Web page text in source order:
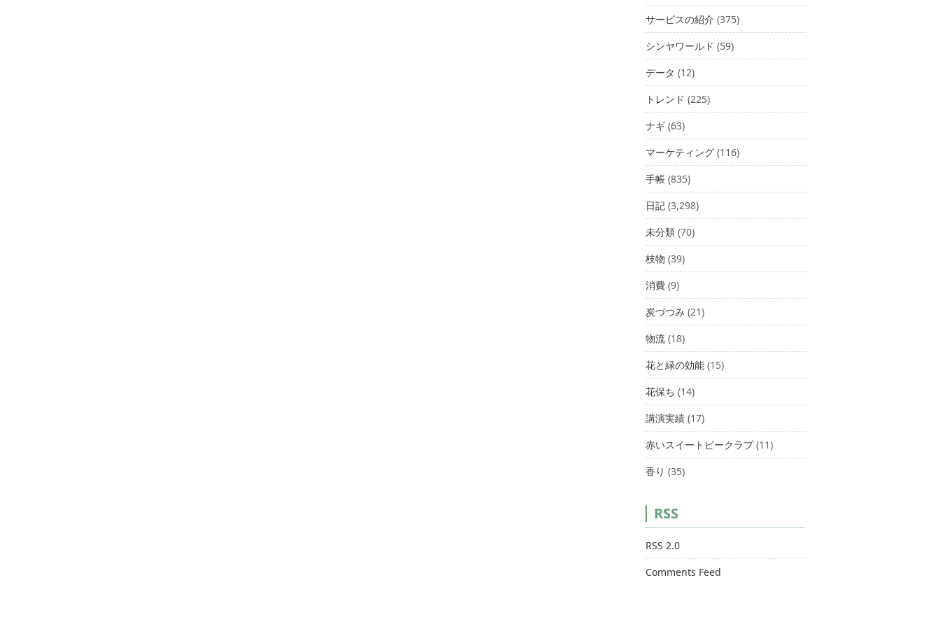
サービスの紹介 (375)
シンヤワールド (59)
データ (12)
トレンド (225)
ナギ (63)
マーケティング (116)
手帳 (835)
日記 (3,298)
未分類 (70)
枝物 (39)
消費 (9)
炭づつみ (21)
物流 (18)
花と緑の効能 (15)
花保ち (14)
講演実績 (17)
赤いスイートピークラブ (11)
香り (35)
RSS
RSS 2.0
Comments Feed